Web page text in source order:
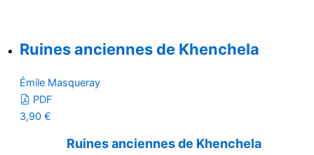
Ruines anciennes de Khenchela
Émile Masqueray
PDF
3,90 €
Ruines anciennes de Khenchela